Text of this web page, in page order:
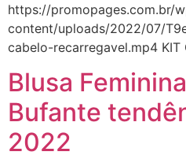
https://promopages.com.br/
content/uploads/2022/07/
cabelo-recarregavel.mp4 KIT
Blusa
Bufante
2022